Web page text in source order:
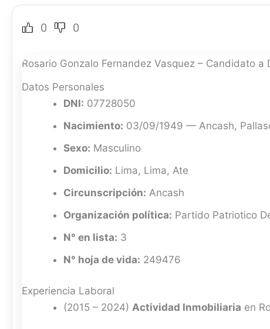
0 0
Rosario Gonzalo Fernandez Vasquez – Candidato a
Datos Personales
DNI: 07728050
Nacimiento: 03/09/1949 — Ancash,
Sexo: Masculino
Domicilio: Lima, Lima, Ate
Circunscripción: Ancash
Organización política: Partido Patriotico
N° en lista: 3
N° hoja de vida: 249476
Experiencia Laboral
(2015 – 2024) Actividad Inmobiliaria en